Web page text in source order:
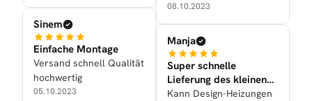
Sinem
Einfache Montage
Versand schnell Qualität
hochwertig
05.10.2023
08.10.2023
Manja
Super schnelle
Lieferung des kleinen
Handtuchtrockners
Kann Design-Heizungen